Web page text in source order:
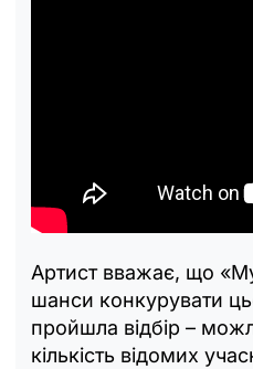
Артист вважає, що
шанси конкурувати
пройшла відбір –
кількість відомих